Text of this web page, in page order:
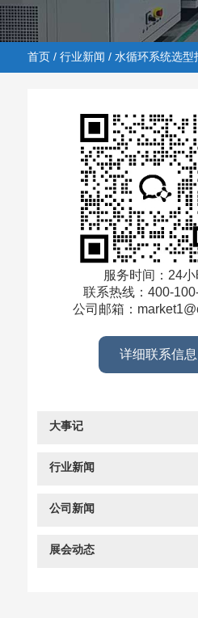
行业新闻/ 水循环系
首页/ 行业新闻 / 水循环系统选型
服务时间：24
联系热线：400-
公司邮箱：
详细联系信息
大事记
行业新闻
公司新闻
展会动态